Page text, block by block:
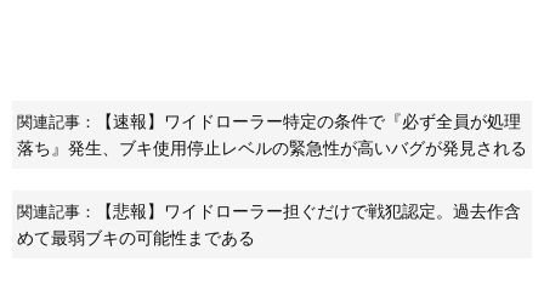
関連記事：
【速報】ワイドローラー特定の条件で『必ず全員が処理
落ち』発生、ブキ使用停止レベルの緊急性が高いバグが発見される
関連記事：
【悲報】ワイドローラー担ぐだけで戦犯認定。過去作含
めて最弱ブキの可能性まである